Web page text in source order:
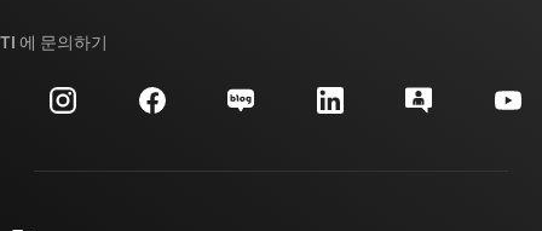
투자 관계
제조
대체품 검색
고객 지원 센터
주문 FAQ
TI 에 문의하기